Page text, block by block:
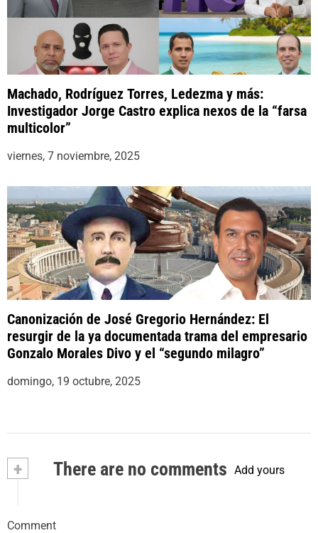
Machado, Rodríguez Torres, Ledezma y más:
Investigador Jorge Castro explica nexos de la “farsa
multicolor”
viernes, 7 noviembre, 2025
Canonización de José Gregorio Hernández: El
resurgir de la ya documentada trama del empresario
Gonzalo Morales Divo y el “segundo milagro”
domingo, 19 octubre, 2025
+ There are no comments Add yours
Comment